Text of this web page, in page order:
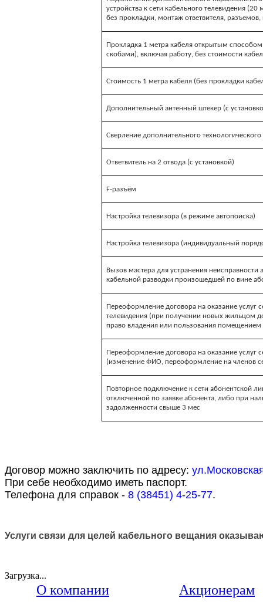
устройства к сети кабельного телевидения (20
без прокладки, монтаж ответвителя, разъемов,
Прокладка 1 метра кабеля открытым
скобами), включая работу, без стоимости
Стоимость 1 метра кабеля (без прокладки
Дополнительный антенный штекер (с
Сверление дополнительного технологического
Ответвитель на 2 отвода (с установкой)
F-разъём
Настройка телевизора (в режиме автопоиска)
Настройка телевизора (индивидуальный
Вызов мастера для устранения неисправности
кабельной разводки произошедшей по вине
Переоформление договора на оказание услуг
телевидения (при получении новых жильцом
право владения или пользования помещением
Переоформление договора на оказание услуг
(изменение ФИО, переоформление на членов
Повторное подключение к сети абонентской
отключенной по заявке абонента, либо при
задолженности свыше 3 мес
Договор можно заключить по адресу:
При себе необходимо иметь паспорт.
Телефона для справок - 8 (38451) 4-25-77.
Услуги связи для целей кабельного вещания
Загрузка...
О компании Акционерам